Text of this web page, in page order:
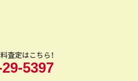
査定はこちら！
5397